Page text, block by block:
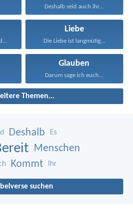
Deshalb seid auch ihr...
Liebe
Die Liebe ist langmütig...
Glauben
Darum sage ich euch...
Themen...
Deshalb Es
Menschen
Kommt Ihr
suchen